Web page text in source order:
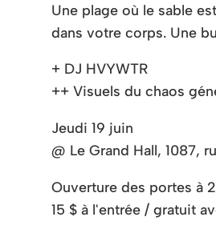
Une plage où le sable
dans votre corps. Une
+ DJ HVYWTR
++ Visuels du chaos
Jeudi 19 juin
@ Le Grand Hall, 1087,
Ouverture des portes à
15 $ à l'entrée / gratuit